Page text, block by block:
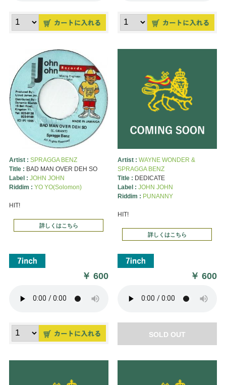
Artist : SPRAGGA BENZ
Title : BAD MAN OVER DEH SO
Label : JOHN JOHN
Riddim : YO YO(Solomon)
HIT!
詳しくはこちら
￥600
Artist : WAYNE WONDER &
SPRAGGA BENZ
Title : DEDICATE
Label : JOHN JOHN
Riddim : PUNANNY
HIT!
詳しくはこちら
￥600
SOLD OUT